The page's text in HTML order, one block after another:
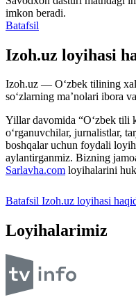
imkon beradi.
Batafsil
Izoh.uz loyihasi
Izoh.uz — O‘zbek tilining
so‘zlarning ma’nolari ibora
Yillar davomida “O‘zbek tili
o‘rganuvchilar, jurnalistlar,
boshqalar uchun foydali
aylantirganmiz. Bizning
Sarlavha.com loyihalarini
Batafsil Izoh.uz loyihasi
Loyihalarimiz